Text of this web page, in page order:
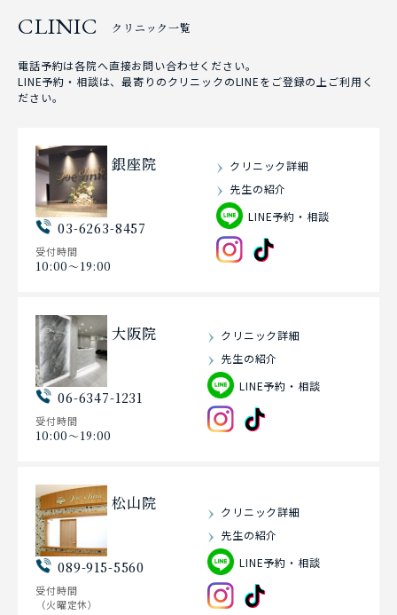
CLINIC クリニック一覧
電話予約は各院へ直接お問い合わせください。
LINE予約・相談は、最寄りのクリニックのLINEをご登録の上ご利用く
ださい。
銀座院
03-6263-8457
受付時間
10:00〜19:00
クリニック詳細
先生の紹介
LINE予約・相談
大阪院
06-6347-1231
受付時間
10:00〜19:00
クリニック詳細
先生の紹介
LINE予約・相談
松山院
089-915-5560
受付時間
（火曜定休）
クリニック詳細
先生の紹介
LINE予約・相談